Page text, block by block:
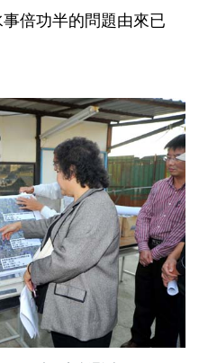
倍功半的問題由來已